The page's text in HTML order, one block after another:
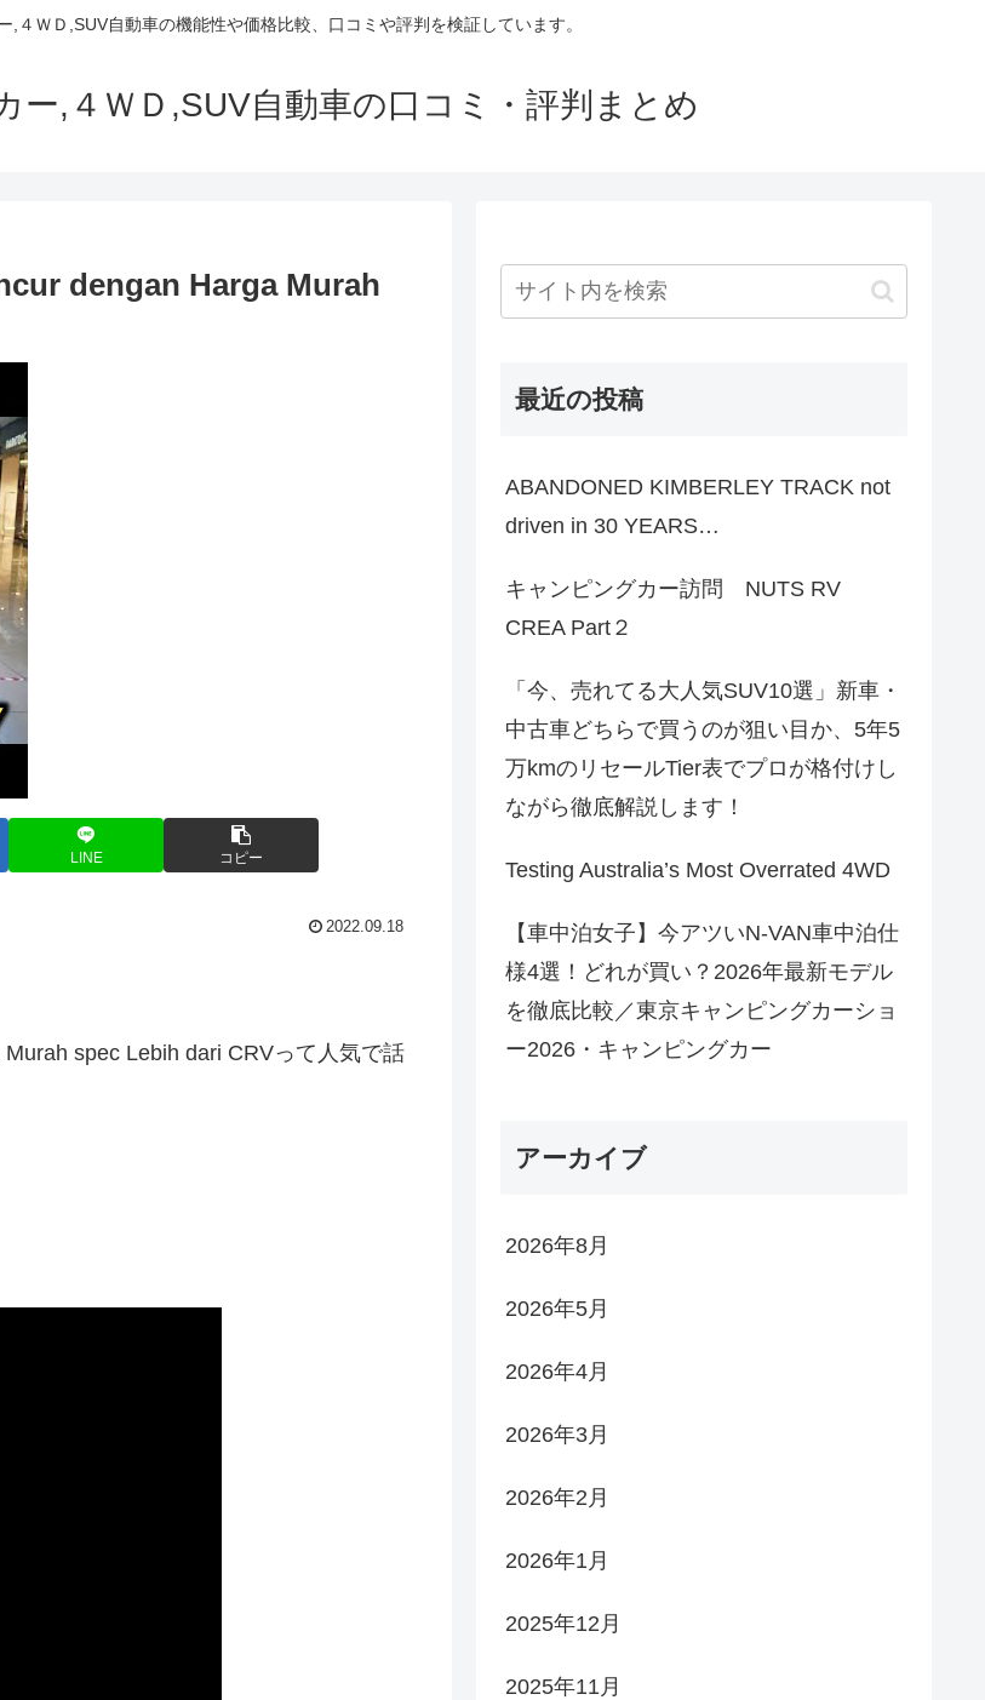
,４ＷＤ,SUV自動車の機能性や価格比較、口コミや評判を検証しています。
ー,４ＷＤ,SUV自動車の口コミ・評判まとめ
dengan Harga Murah
LINE コピー
2022.09.18
spec Lebih dari CRVって人気で話
最近の投稿
ABANDONED KIMBERLEY TRACK not
driven in 30 YEARS…
キャンピングカー訪問 NUTS RV
CREA Part２
「今、売れてる大人気SUV10選」新車・
中古車どちらで買うのが狙い目か、5年5
万kmのリセールTier表でプロが格付けし
ながら徹底解説します！
Testing Australia’s Most Overrated 4WD
【車中泊女子】今アツいN-VAN車中泊仕
様4選！どれが買い？2026年最新モデル
を徹底比較／東京キャンピングカーショ
ー2026・キャンピングカー
アーカイブ
2026年8月
2026年5月
2026年4月
2026年3月
2026年2月
2026年1月
2025年12月
2025年11月